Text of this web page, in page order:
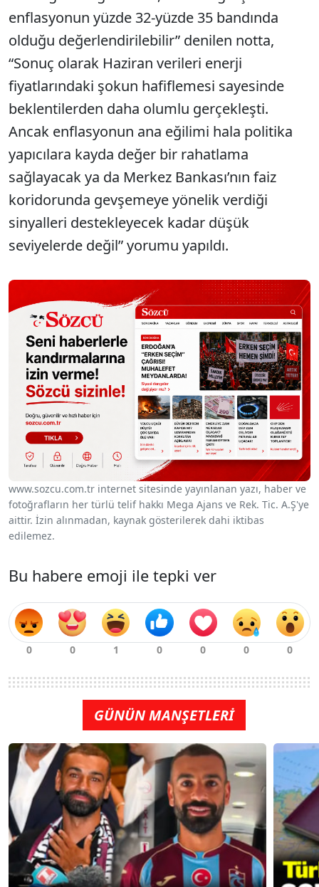
enflasyonun yüzde 32-yüzde 35 bandında
olduğu değerlendirilebilir” denilen notta,
“Sonuç olarak Haziran verileri enerji
fiyatlarındaki şokun hafiflemesi sayesinde
beklentilerden daha olumlu gerçekleşti.
Ancak enflasyonun ana eğilimi hala politika
yapıcılara kayda değer bir rahatlama
sağlayacak ya da Merkez Bankası’nın faiz
koridorunda gevşemeye yönelik verdiği
sinyalleri destekleyecek kadar düşük
seviyelerde değil” yorumu yapıldı.
www.sozcu.com.tr internet sitesinde yayınlanan yazı, haber ve
fotoğrafların her türlü telif hakkı Mega Ajans ve Rek. Tic. A.Ş'ye
aittir. İzin alınmadan, kaynak gösterilerek dahi iktibas
edilemez.
Bu habere emoji ile tepki ver
GÜNÜN MANŞETLERİ